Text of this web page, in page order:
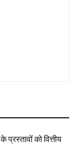
प्रस्तावों को वित्तीय